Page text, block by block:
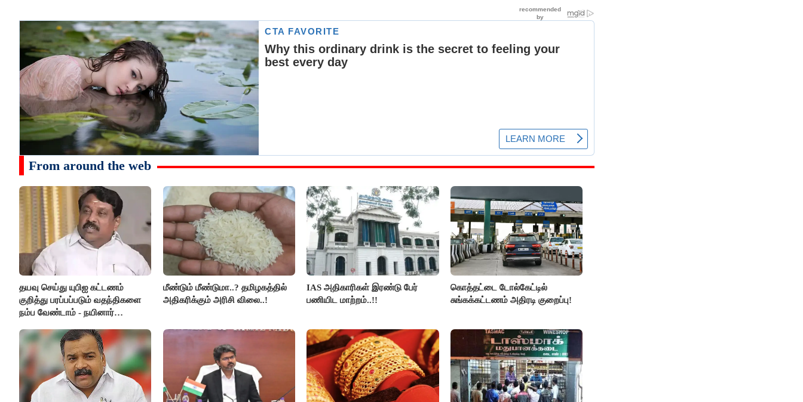
From around the web
தயவு செய்து யுபிஐ கட்டணம்
குறித்து பரப்பப்படும் வதந்திகளை
நம்ப வேண்டாம் - நயினார்
மீண்டும் மீண்டுமா..? தமிழகத்தில்
அதிகரிக்கும் அரிசி விலை..!
IAS அதிகாரிகள் இரண்டு பேர்
பணியிட மாற்றம்..!!
கொத்தட்டை டோல்கேட்டில்
சுங்கக்கட்டணம் அதிரடி குறைப்பு!